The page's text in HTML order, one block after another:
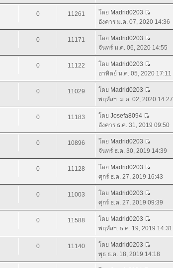
0 11261 โดย Madrid0203
อังคาร ม.ค. 07, 2020 14:36
0 11171 โดย Madrid0203
จันทร์ ม.ค. 06, 2020 14:55
0 11122 โดย Madrid0203
อาทิตย์ ม.ค. 05, 2020 17:11
0 11029 โดย Madrid0203
พฤหัสฯ. ม.ค. 02, 2020 14:27
0 11183 โดย Josefa8094
อังคาร ธ.ค. 31, 2019 09:50
0 10896 โดย Madrid0203
จันทร์ ธ.ค. 30, 2019 14:39
0 11128 โดย Madrid0203
ศุกร์ ธ.ค. 27, 2019 16:43
0 11003 โดย Madrid0203
ศุกร์ ธ.ค. 27, 2019 09:39
0 11588 โดย Madrid0203
พฤหัสฯ. ธ.ค. 19, 2019 14:31
0 11140 โดย Madrid0203
พุธ ธ.ค. 18, 2019 14:18